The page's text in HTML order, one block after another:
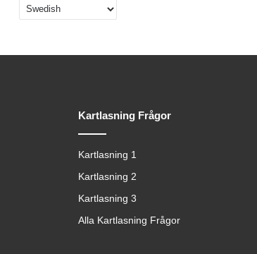
Kartlasning Frågor
Kartlasning 1
Kartlasning 2
Kartlasning 3
Alla Kartlasning Frågor